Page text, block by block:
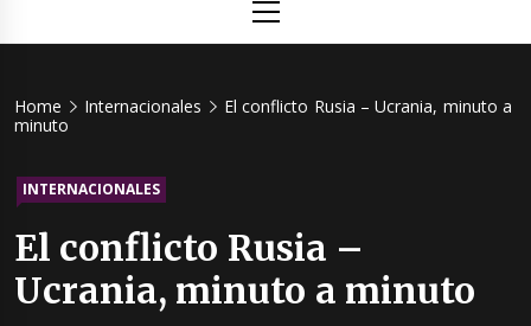
Menu
Home Internacionales
El conflicto Rusia – Ucrania, minuto a
minuto
INTERNACIONALES
El conflicto Rusia –
Ucrania, minuto a minuto